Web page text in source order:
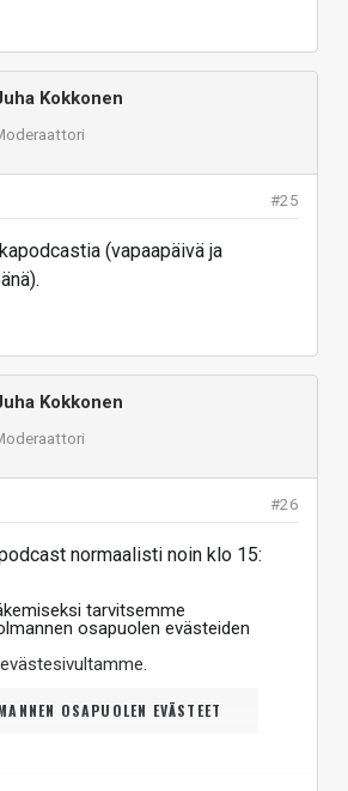
Kokkonen
#25
(vapaapäivä ja
Kokkonen
#26
normaalisti noin klo 15:
tarvitsemme
osapuolen evästeiden
evästesivultamme
OSAPUOLEN EVÄSTEET